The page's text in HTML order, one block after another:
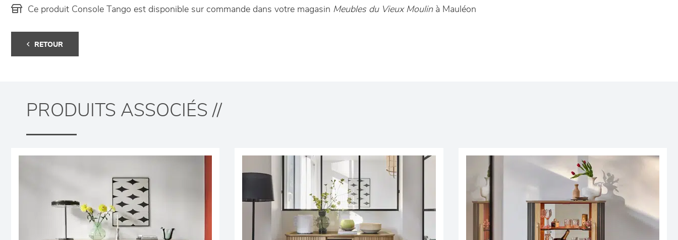
Ce produit Console Tango est disponible sur commande dans votre magasin Meubles du Vieux Moulinà Mauléon
RETOUR
PRODUITS ASSOCIÉS //